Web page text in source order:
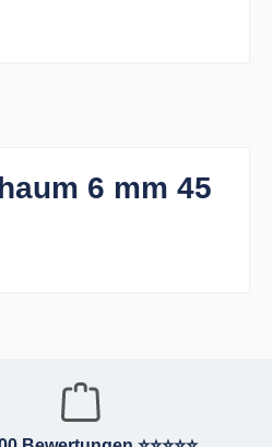
6 mm 45